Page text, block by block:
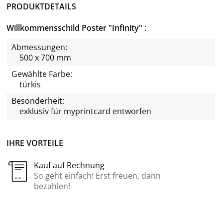
IHRE VORTEILE
Kauf auf Rechnung
So geht einfach! Erst freuen, dann
bezahlen!
PRODUKTDETAILS
Willkommensschild Poster "Infinity"
Abmessungen:
500 x 700 mm
Gewählte Farbe:
türkis
Besonderheit:
exklusiv für myprintcard entworfen